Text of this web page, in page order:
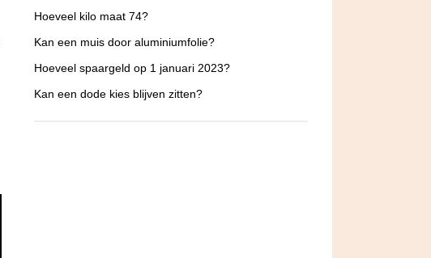
Hoeveel kilo maat 74?
Kan een muis door aluminiumfolie?
Hoeveel spaargeld op 1 januari 2023?
Kan een dode kies blijven zitten?